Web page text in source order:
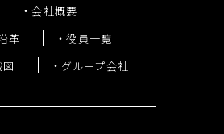
会社概要
革
役員一覧
グループ会社